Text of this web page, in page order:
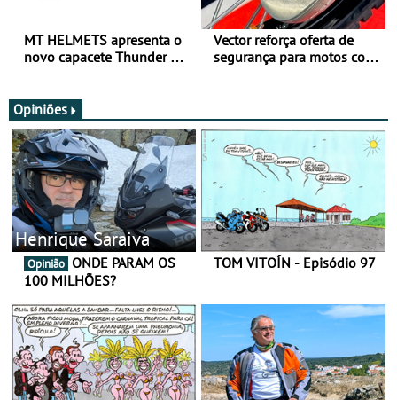
MT HELMETS apresenta o
novo capacete Thunder 4 R
Vector reforça oferta de
segurança para motos com
Opiniões
Henrique Saraiva
Opinião
100 MILHÕES?
TOM VITOÍN - Episódio 97